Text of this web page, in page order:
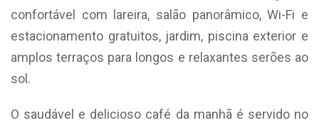
confortável com lareira, salão panorâmico, Wi-Fi e
estacionamento gratuitos, jardim, piscina exterior e
amplos terraços para longos e relaxantes serões ao
sol.
O saudável e delicioso café da manhã é servido no